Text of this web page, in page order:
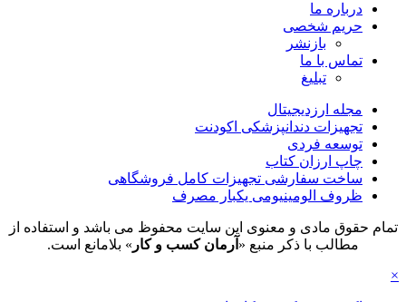
درباره ما
حریم شخصی
بازنشر
تماس با ما
تبلیغ
مجله ارزدیجیتال
تجهیزات دندانپزشکی اکودنت
توسعه فردی
چاپ ارزان کتاب
ساخت سفارشی تجهیزات کامل فروشگاهی
ظروف الومینیومی یکبار مصرف
تمام حقوق مادی و معنوی این سایت محفوظ می باشد و استفاده از
مطالب با ذکر منبع « آرمان کسب و کار » بلامانع است.
×